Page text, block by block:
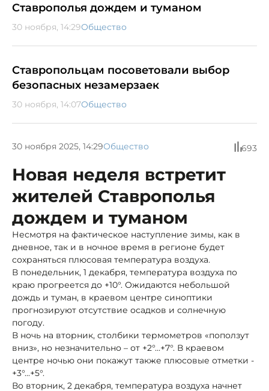
Ставрополья дождем и туманом
30 ноября, 14:29Общество
Ставропольцам посоветовали выбор
безопасных незамерзаек
30 ноября, 14:07Общество
30 ноября 2025, 14:29Общество 693
Новая неделя встретит
жителей Ставрополья
дождем и туманом
Несмотря на фактическое наступление зимы, как в
дневное, так и в ночное время в регионе будет
сохраняться плюсовая температура воздуха.
В понедельник, 1 декабря, температура воздуха по
краю прогреется до +10°. Ожидаются небольшой
дождь и туман, в краевом центре синоптики
прогнозируют отсутствие осадков и солнечную
погоду.
В ночь на вторник, столбики термометров «поползут
вниз», но незначительно – от +2°...+7°. В краевом
центре ночью они покажут также плюсовые отметки -
+3°...+5°.
Во вторник, 2 декабря, температура воздуха начнет